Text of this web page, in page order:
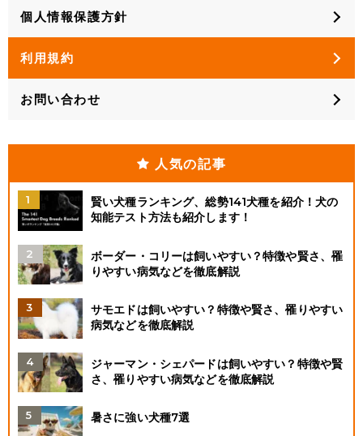
個人情報保護方針
利用規約
お問い合わせ
人気の記事
賢い犬種ランキング、総勢141犬種を紹介！犬の
知能テスト方法も紹介します！
ボーダー・コリーは飼いやすい？特徴や賢さ、罹
りやすい病気などを徹底解説
サモエドは飼いやすい？特徴や賢さ、罹りやすい
病気などを徹底解説
ジャーマン・シェパードは飼いやすい？特徴や賢
さ、罹りやすい病気などを徹底解説
暑さに強い犬種7選